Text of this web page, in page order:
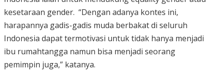
kesetaraan gender. “Dengan adanya kontes ini,
harapannya gadis-gadis muda berbakat di seluruh
Indonesia dapat termotivasi untuk tidak hanya menjadi
ibu rumahtangga namun bisa menjadi seorang
pemimpin juga,” katanya.